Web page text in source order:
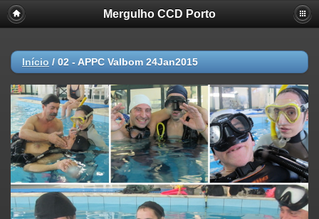
Mergulho CCD Porto
Início / 02 - APPC Valbom 24Jan2015